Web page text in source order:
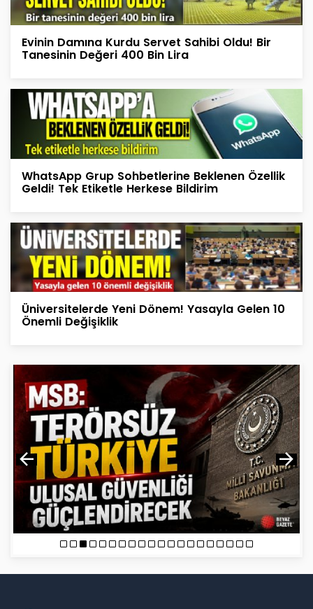
Evinin Damına Kurdu Servet Sahibi Oldu! Bir
Tanesinin Değeri 400 Bin Lira
WhatsApp Grup Sohbetlerine Beklenen Özellik
Geldi! Tek Etiketle Herkese Bildirim
Üniversitelerde Yeni Dönem! Yasayla Gelen 10
Önemli Değişiklik